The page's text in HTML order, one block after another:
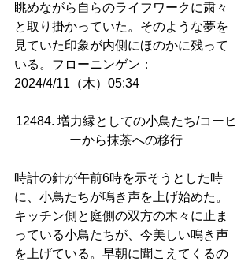
眺めながら自らのライフワークに粛々
と取り掛かっていた。そのような夢を
見ていた印象が内側にほのかに残って
いる。フローニンゲン：
2024/4/11（木）05:34
12484. 増力縁としての小鳥たち/コーヒ
ーから抹茶への移行
時計の針が午前6時を示そうとした時
に、小鳥たちが鳴き声を上げ始めた。
キッチン側と庭側の双方の木々に止ま
っている小鳥たちが、今美しい鳴き声
を上げている。早朝に聞こえてくるの